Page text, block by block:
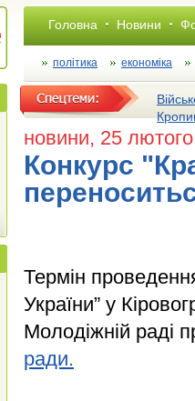
Головна Новини
політика економіка
новини, 25
Конкурс
Термін
України” у
Молодіжній раді
ради.